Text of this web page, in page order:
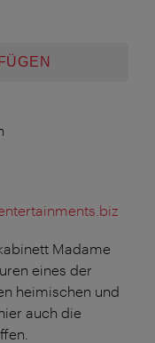
Madame
eines der
heimischen und
auch die